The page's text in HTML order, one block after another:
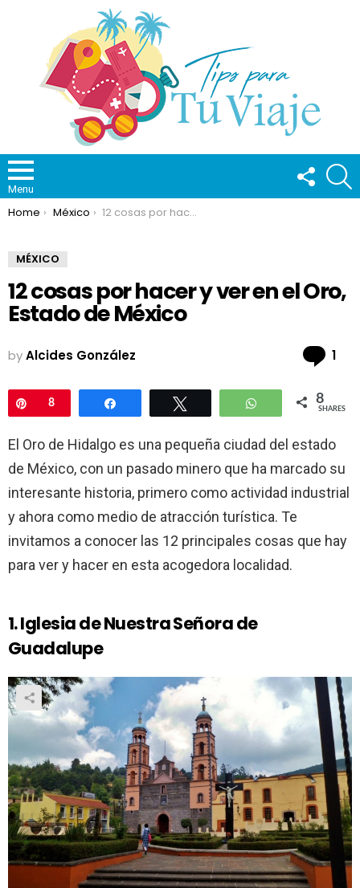
Menu
FOLLOW
US
You are here:
Home México 12 cosas por hacer y ver en el Oro, Estado de México
MÉXICO
12 cosas por hacer y ver en el Oro,
Estado de México
byAlcides González 1
Pin
8 WhatsApp8
SHARES
El Oro de Hidalgo es una pequeña ciudad del estado
de México, con un pasado minero que ha marcado su
interesante historia, primero como actividad industrial
y ahora como medio de atracción turística. Te
invitamos a conocer las 12 principales cosas que hay
para ver y hacer en esta acogedora localidad.
1. Iglesia de Nuestra Señora de
Guadalupe